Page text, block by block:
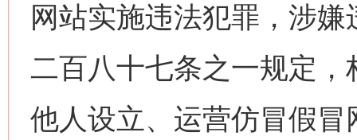
网站实施违法犯罪，涉
二百八十七条之一规定
他人设立、运营仿冒假